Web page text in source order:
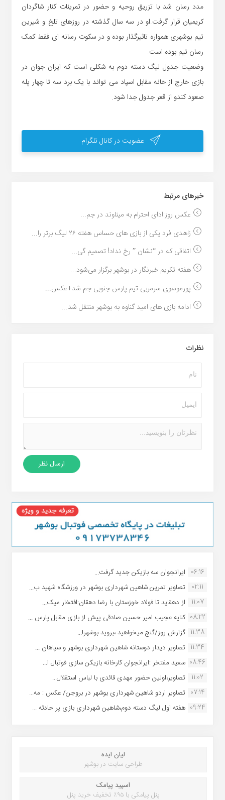
مدد رسان شد با تزریق روحیه و حضور در تمرینات کنار شاگردان
کریمیان قرار گرفت.او در سه سال گذشته در روزهای تلخ و شیرین
تیم بوشهری همواره تاثیرگذار بوده و در سکوت رسانه ای فقط کمک
رسان تیم بوده است.
وضعیت جدول لیگ دسته دوم به شکلی است که ایران جوان در
بازی خارج از خانه مقابل اسپاد می تواند با یک برد سه تا چهار پله
صعود کندو از قعر جدول جدا شود.
عضویت در کانال تلگرام
خبر‌های مرتبط
عکس روز:ادای احترام به میناوند در جم...
زاهدی فرد یکی از بازی های حساس هفته ۲۶ لیگ برتر را...
اتفاقی که در “نشان ” رخ نداد! تصمیم گی...
هفته تکریم خبرنگار در بوشهر برگزار می‌شود...
پورموسوی سرمربی تیم ‌پارس جنوبی ‌جم شد+عکس...
ادامه بازی های امید گناوه به بوشهر منتقل شد...
نظرات
06:16 ایرانجوان سه بازیکن جدید گرفت...
02:11
تصاویر تمرین شاهین شهردارى بوشهر در ورزشگاه شهید ب...
11:07
از دهقاید تا فولاد خوزستان با رضا دهقان:افتخار میک...
08:22 کنایه عجیب امیر حسین صادقی پیش از بازی مقابل پارس ...
11:38 گزارش روز/گنج میخواهید ،بروید بوشهر!...
11:34 تصاویر دیدار دوستانه شاهین شهردارى بوشهر و سپاهان ...
08:46 سعید مفتخر :ایرانجوان کارخانه بازیکن سازی فوتبال ا...
11:02
تصاویر،اولین حضور مهدی قائدی با لباس استقلال...
07:14 تصاویر اردو شاهین شهرداری بوشهر در بروجن/ عکس : مه...
09:24 هفته اول لیگ دسته دوم،شاهین شهرداری بازی پر حادثه ...
لیان ایده
طراحی سایت در بوشهر
اسپید پیامک
پنل پیامکی با ۹۵٪ تخفیف خرید پنل